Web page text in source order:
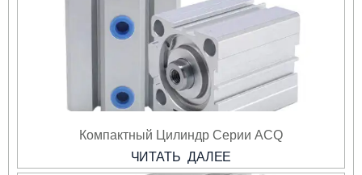
Компактный Цилиндр Серии ACQ
ЧИТАТЬ ДАЛЕЕ